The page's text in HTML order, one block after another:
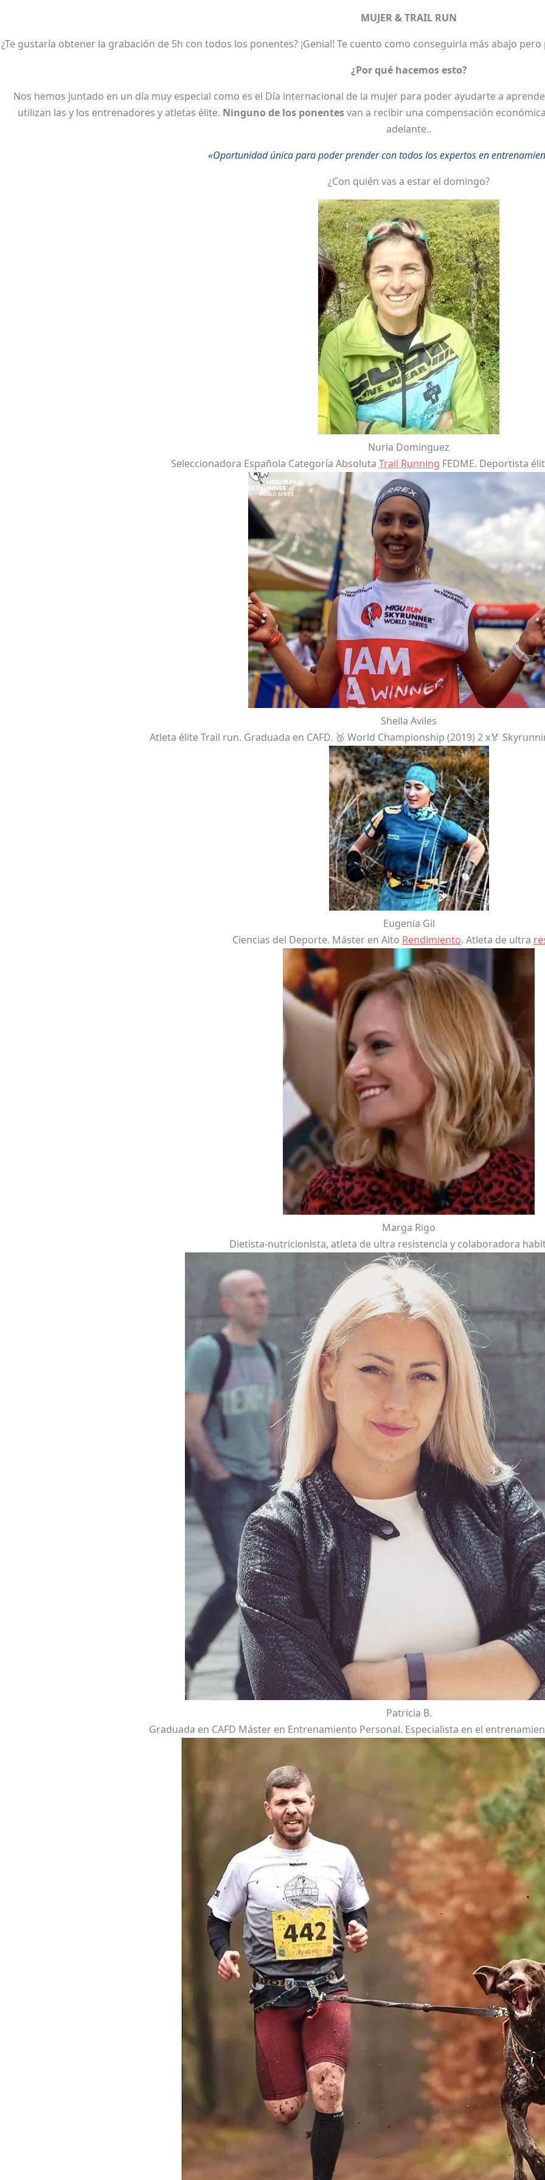
MUJER & TRAIL RUN
¿Te gustaría obtener la grabación de 5h con todos los ponentes? ¡Genial! Te cuento como conseguirla más abajo
¿Por qué hacemos esto?
Nos hemos juntado en un día muy especial como es el Día internacional de la mujer para poder ayudarte a
utilizan las y los entrenadores y atletas élite. Ninguno de los ponentesvan a recibir una compensación
adelante..
«Oportunidad única para poder prender con todos los expertos en
¿Con quién vas a estar el domingo?
Nuria Dominguez
Seleccionadora Española Categoría Absoluta Trail Running FEDME. Deportista
Sheila Aviles
Atleta élite Trail run. Graduada en CAFD. 🥉 World Championship (2019) 2 x🏅
Eugenia Gil
Ciencias del Deporte. Máster en Alto Rendimiento. Atleta de ultra
Marga Rigo
Dietista-nutricionista, atleta de ultra resistencia y colaboradora
Patricia B.
Graduada en CAFD Máster en Entrenamiento Personal. Especialista en el